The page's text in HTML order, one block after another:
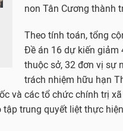
non Tân Cương thành
Theo tính toán, tổng
Đề án 16 dự kiến giảm
thuộc sở, 32 đơn vị sự
trách nhiệm hữu hạn
và các tổ chức chính trị
trung quyết liệt thực